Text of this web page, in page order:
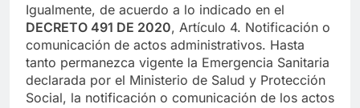
Igualmente, de acuerdo a lo indicado en el
DECRETO 491 DE 2020, Artículo 4. Notificación o
comunicación de actos administrativos. Hasta
tanto permanezca vigente la Emergencia Sanitaria
declarada por el Ministerio de Salud y Protección
Social, la notificación o comunicación de los actos